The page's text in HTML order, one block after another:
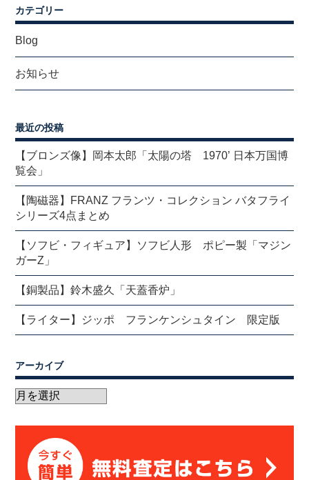
カテゴリー
Blog
お知らせ
最近の投稿
【ブロンズ像】岡本太郎「太陽の塔 1970’ 日本万国博
覧会」
【陶磁器】FRANZ フランツ・コレクション バタフライ
シリーズ4点まとめ
【ソフビ・フィギュア】ソフビ人形 ポピー製「マジン
ガーZ」
【銅製品】鈴木盛久「天蓋香炉」
【ライター】ジッポ フランケンシュタイン 限定版
アーカイブ